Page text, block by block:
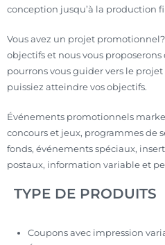
conception jusqu’à la production
Vous avez un projet
objectifs et nous vous
pourrons vous guider vers le
puissiez atteindre vos objectifs.
Événements promotionnels
concours et jeux, programmes de
fonds, événements spéciaux,
postaux, information variable et
TYPE DE PRODUITS
Coupons avec impression